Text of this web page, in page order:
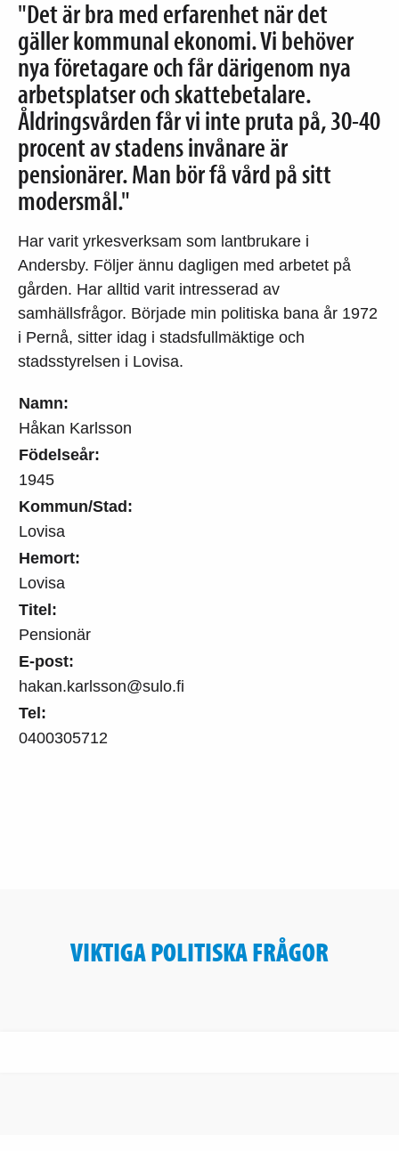
Namn:
Håkan Karlsson
Födelseår:
1945
Kommun/Stad:
Lovisa
Hemort:
Lovisa
Titel:
Pensionär
E-post:
hakan.karlsson@sulo.fi
Tel:
0400305712
"Det är bra med erfarenhet när det
gäller kommunal ekonomi. Vi behöver
nya företagare och får därigenom nya
arbetsplatser och skattebetalare.
Åldringsvården får vi inte pruta på, 30-40
procent av stadens invånare är
pensionärer. Man bör få vård på sitt
modersmål."
Har varit yrkesverksam som lantbrukare i
Andersby. Följer ännu dagligen med arbetet på
gården. Har alltid varit intresserad av
samhällsfrågor. Började min politiska bana år 1972
i Pernå, sitter idag i stadsfullmäktige och
stadsstyrelsen i Lovisa.
VIKTIGA POLITISKA FRÅGOR